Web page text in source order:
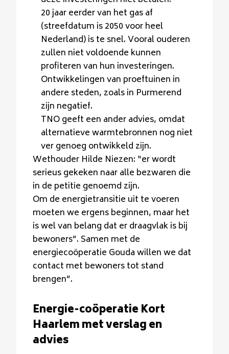
20 jaar eerder van het gas af
(streefdatum is 2050 voor heel
Nederland) is te snel. Vooral ouderen
zullen niet voldoende kunnen
profiteren van hun investeringen.
Ontwikkelingen van proeftuinen in
andere steden, zoals in Purmerend
zijn negatief.
TNO geeft een ander advies, omdat
alternatieve warmtebronnen nog niet
ver genoeg ontwikkeld zijn.
Wethouder Hilde Niezen: “er wordt
serieus gekeken naar alle bezwaren die
in de petitie genoemd zijn.
Om de energietransitie uit te voeren
moeten we ergens beginnen, maar het
is wel van belang dat er draagvlak is bij
bewoners”. Samen met de
energiecoöperatie Gouda willen we dat
contact met bewoners tot stand
brengen”.
Energie-coöperatie Kort
Haarlem met verslag en
advies